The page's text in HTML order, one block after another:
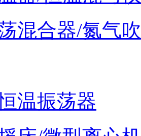
混合器/氮气
温振荡器